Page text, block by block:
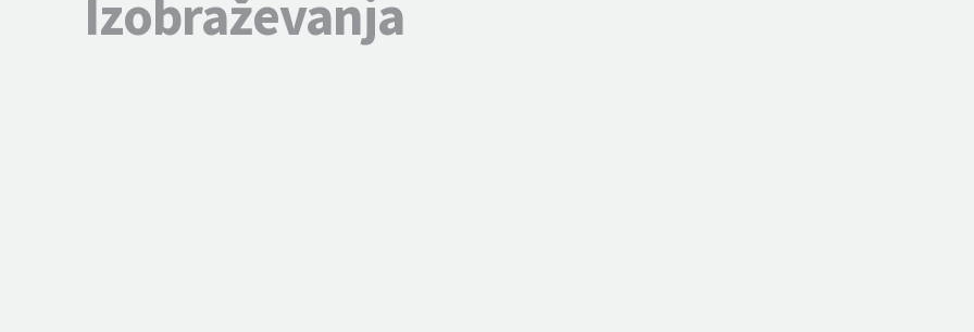
Izobraževanja